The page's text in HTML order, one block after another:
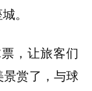
。
，让旅客们
赏了，与球